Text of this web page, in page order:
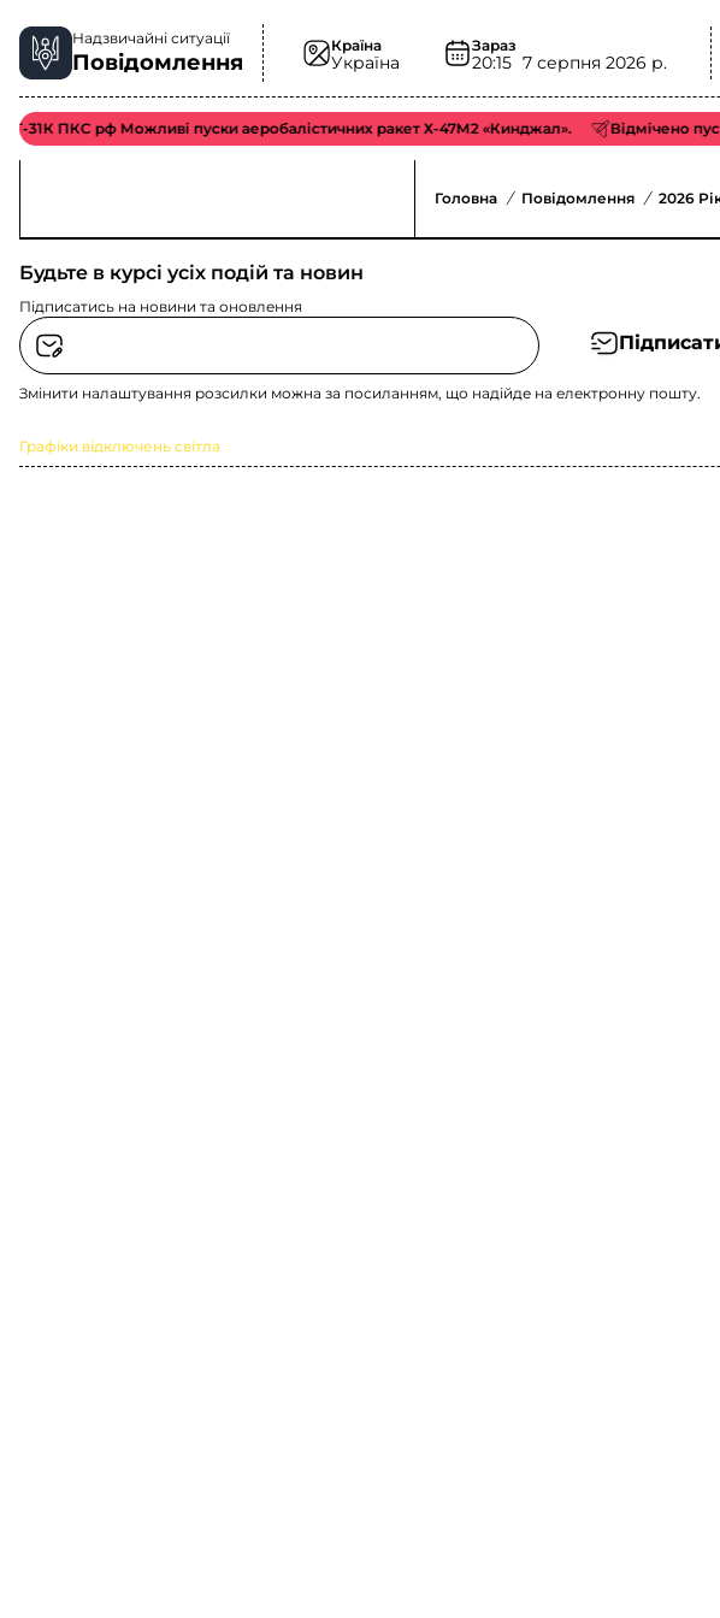
Надзвичайні ситуації
Повідомлення
Країна
Україна
Зараз
20:15 7 серпня 2026 р.
31К ПКС рф Можливі пуски аеробалістичних ракет Х-47М2 «Кинджал». Відмічено
Головна / Повідомлення / 2026
Будьте в курсі усіх подій та новин
Підписатись на новини та оновлення
Змінити налаштування розсилки можна за посиланням, що надійде на електронну пошту.
Графіки відключень світла